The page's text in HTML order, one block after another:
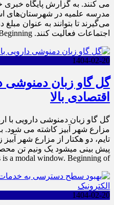
مدرسه علمیه در شهرستان‌های
می‌گیرند تا بتوانند به عنوان
اجتماعات فعالیت کنند. This is a modal window. Beginning […]
1404-02-20
گل گاو زبان دمنوشی
اقتصادی بالا
گل گاو زبان دمنوشی دارویی با
مزارع شهر آبیز کاشته می شود.
تایم، دو هکتار از مزارع شهر
پیش بینی میشود یک ونیم تن
a modal window. Beginning of […]
1404-02-20